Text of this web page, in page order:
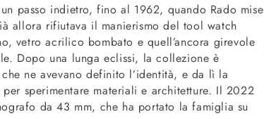
passo indietro, fino al 1962, quando Rado mise
allora rifiutava il manierismo del tool watch
vetro acrilico bombato e quell’ancora girevole
Dopo una lunga eclissi, la collezione è
ne avevano definito l’identità, e da lì la
sperimentare materiali e architetture. Il 2022
da 43 mm, che ha portato la famiglia su